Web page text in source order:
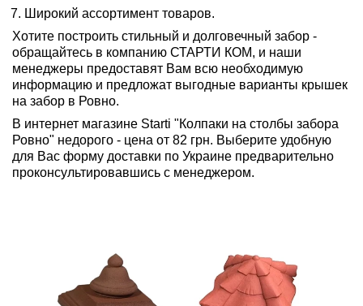
Широкий ассортимент товаров.
Хотите построить стильный и долговечный забор -
обращайтесь в компанию СТАРТИ КОМ, и наши
менеджеры предоставят Вам всю необходимую
информацию и предложат выгодные варианты крышек
на забор в Ровно.
В интернет магазине Starti "Колпаки на столбы забора
Ровно" недорого - цена от 82 грн. Выберите удобную
для Вас форму доставки по Украине предварительно
проконсультировавшись с менеджером.